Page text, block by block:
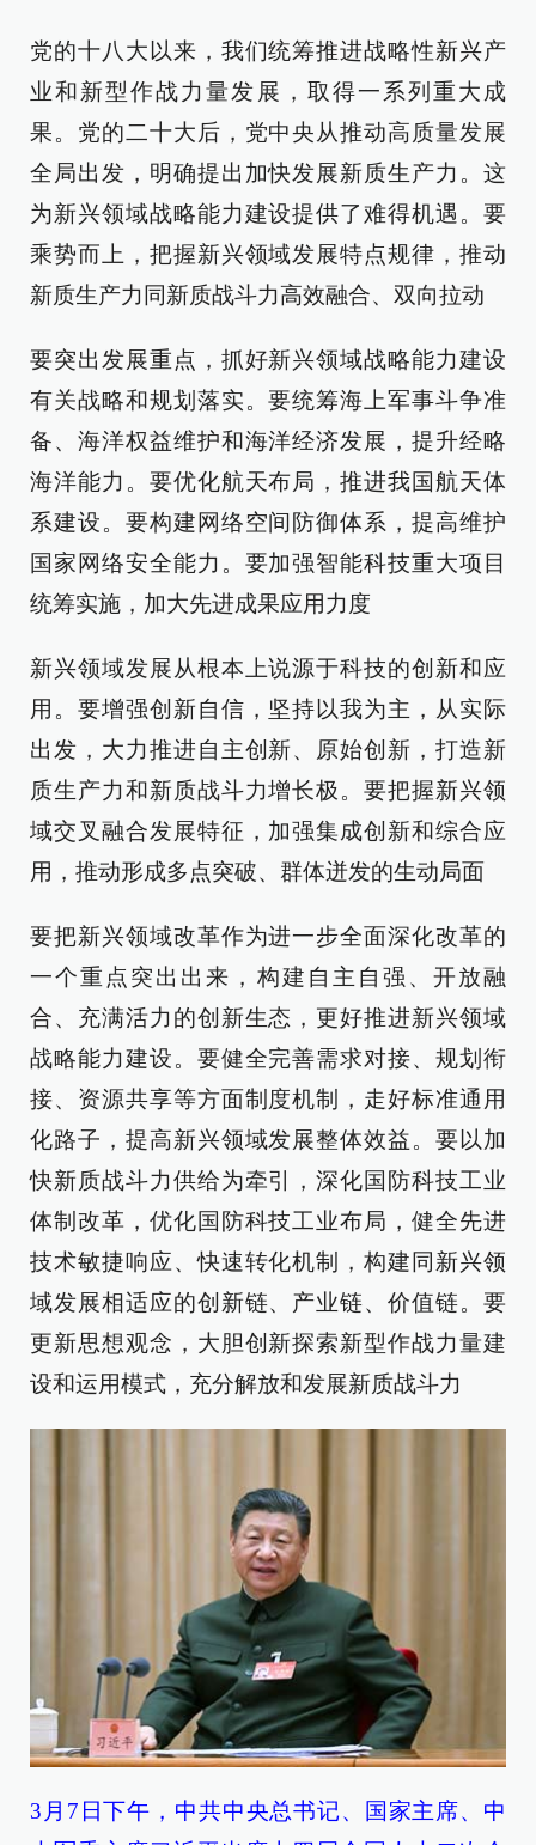
党的十八大以来，我们统筹推进战略性新兴产
业和新型作战力量发展，取得一系列重大成
果。党的二十大后，党中央从推动高质量发展
全局出发，明确提出加快发展新质生产力。这
为新兴领域战略能力建设提供了难得机遇。要
乘势而上，把握新兴领域发展特点规律，推动
新质生产力同新质战斗力高效融合、双向拉动
要突出发展重点，抓好新兴领域战略能力建设
有关战略和规划落实。要统筹海上军事斗争准
备、海洋权益维护和海洋经济发展，提升经略
海洋能力。要优化航天布局，推进我国航天体
系建设。要构建网络空间防御体系，提高维护
国家网络安全能力。要加强智能科技重大项目
统筹实施，加大先进成果应用力度
新兴领域发展从根本上说源于科技的创新和应
用。要增强创新自信，坚持以我为主，从实际
出发，大力推进自主创新、原始创新，打造新
质生产力和新质战斗力增长极。要把握新兴领
域交叉融合发展特征，加强集成创新和综合应
用，推动形成多点突破、群体迸发的生动局面
要把新兴领域改革作为进一步全面深化改革的
一个重点突出出来，构建自主自强、开放融
合、充满活力的创新生态，更好推进新兴领域
战略能力建设。要健全完善需求对接、规划衔
接、资源共享等方面制度机制，走好标准通用
化路子，提高新兴领域发展整体效益。要以加
快新质战斗力供给为牵引，深化国防科技工业
体制改革，优化国防科技工业布局，健全先进
技术敏捷响应、快速转化机制，构建同新兴领
域发展相适应的创新链、产业链、价值链。要
更新思想观念，大胆创新探索新型作战力量建
设和运用模式，充分解放和发展新质战斗力
3月7日下午，中共中央总书记、国家主席、中